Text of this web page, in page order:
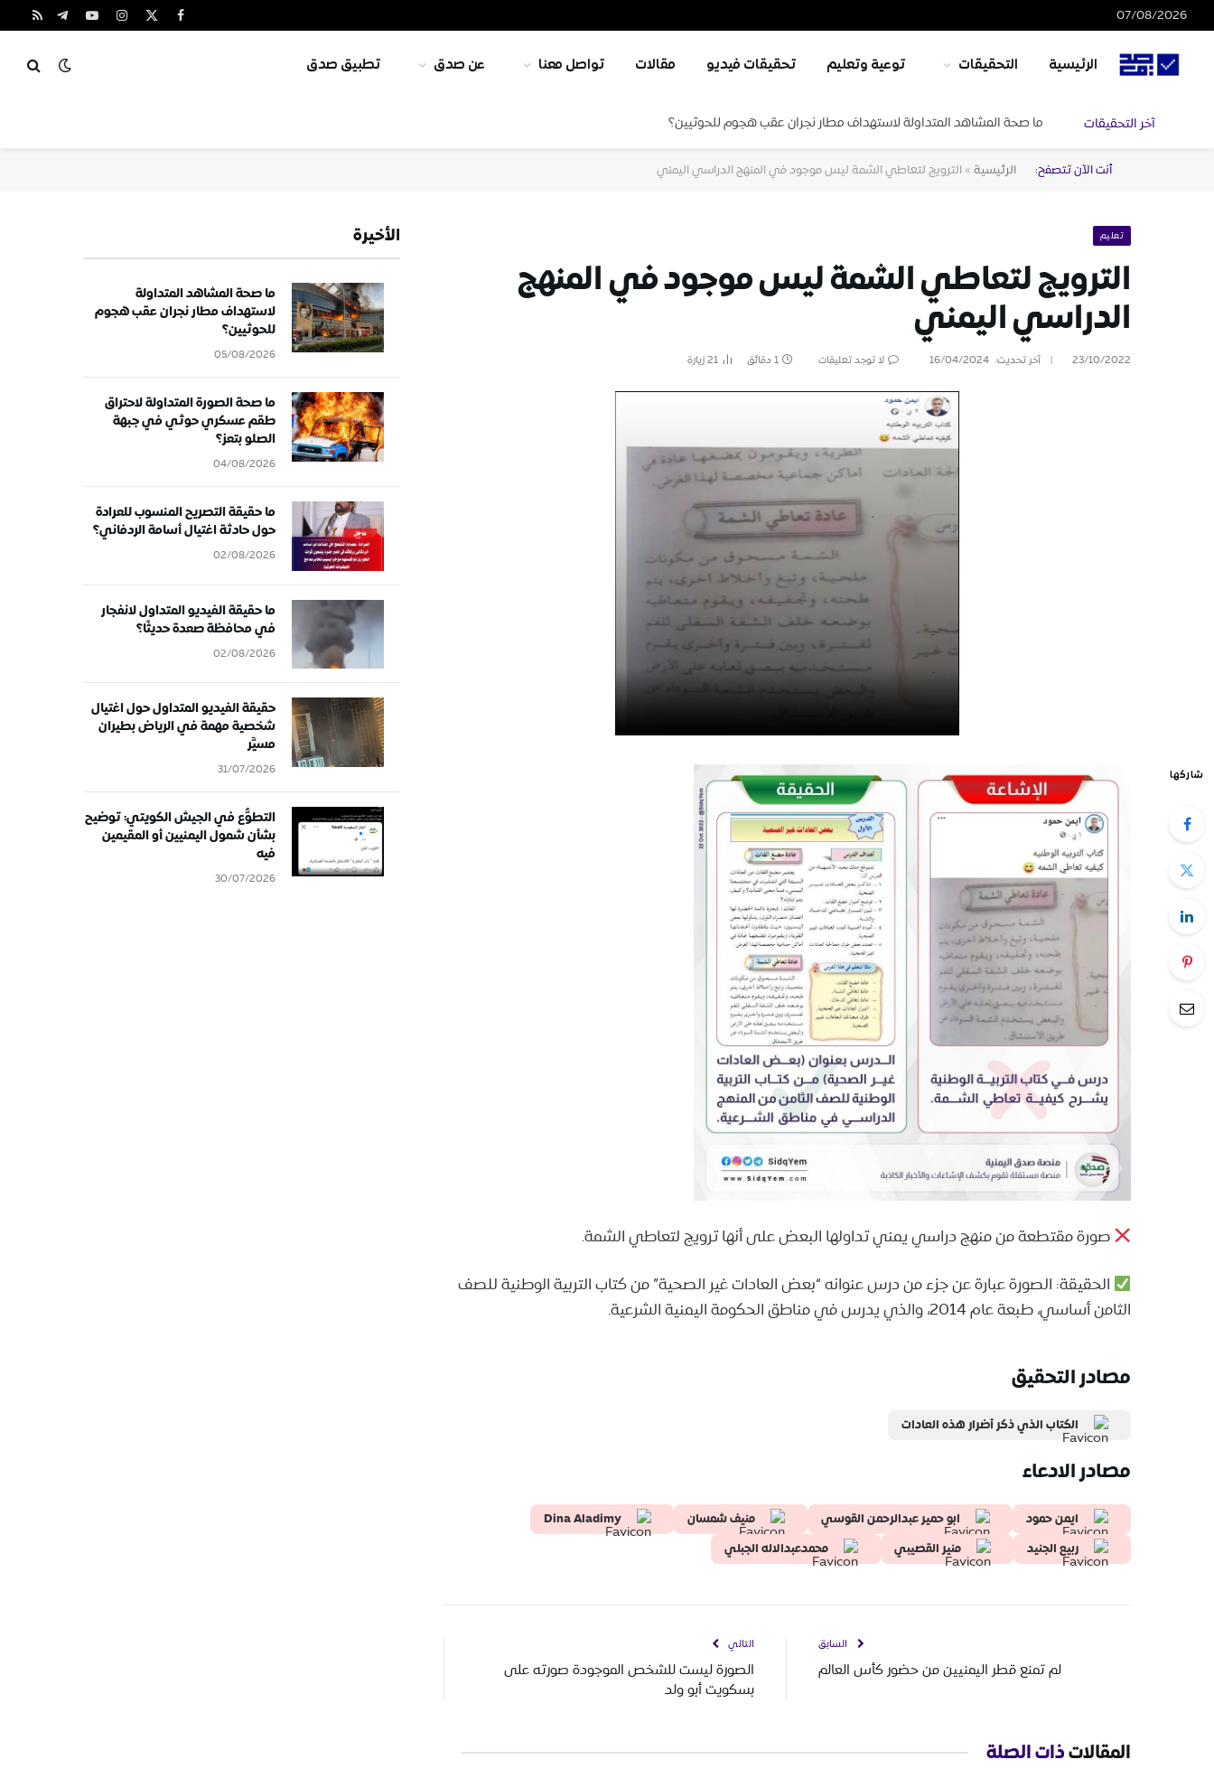
07/08/2026 فيسبوك
X
الانستغراميوتيوبتيلقرامRSS
الرئيسية التحقيقات توعية وتعليم تحقيقات فيديو مقالات تواصل معنا عن صدق تطبيق صدق
آخر التحقيقات ما صحة المشاهد المتداولة لاستهداف مطار نجران عقب هجوم للحوثيين؟
أنت الآن تتصفح: الرئيسية» الترويج لتعاطي الشمة ليس موجود في المنهج الدراسي اليمني
تعليم
الترويج لتعاطي الشمة ليس موجود في المنهج
الدراسي اليمني
23/10/2022 آخر تحديث: 16/04/2024 لا توجد تعليقات 1 دقائق 21زيارة
شاركها
صورة مقتطعة من منهج دراسي يمني تداولها البعض على أنها ترويج لتعاطي الشمة.
الحقيقة: الصورة عبارة عن جزء من درس عنوانه “بعض العادات غير الصحية” من كتاب التربية الوطنية للصف
الثامن أساسي، طبعة عام 2014، والذي يدرس في مناطق الحكومة اليمنية الشرعية.
مصادر التحقيق
الكتاب الذي ذكر أضرار هذه العادات
مصادر الادعاء
ايمن حمود ابو حمير عبدالرحمن القوسي منيف شمسان
Dina Aladimy
ربيع الجنيد
‏منير القصيبي محمدعبدالاله الجبلي
السابق
لم تمنع قطر اليمنيين من حضور كأس العالم
التالي
الصورة ليست للشخص الموجودة صورته على
بسكويت أبو ولد
المقالاتذات الصلة
الأخيرة
ما صحة المشاهد المتداولة
لاستهداف مطار نجران عقب هجوم
للحوثيين؟
05/08/2026
ما صحة الصورة المتداولة لاحتراق
طقم عسكري حوثي في جبهة
الصلو بتعز؟
04/08/2026
ما حقيقة التصريح المنسوب للعرادة
حول حادثة اغتيال أسامة الردفاني؟
02/08/2026
ما حقيقة الفيديو المتداول لانفجار
في محافظة صعدة حديثًا؟
02/08/2026
حقيقة الفيديو المتداول حول اغتيال
شخصية مهمة في الرياض بطيران
مسيَّر
31/07/2026
التطوُّع في الجيش الكويتي: توضيح
بشأن شمول اليمنيين أو المقيمين
فيه
30/07/2026